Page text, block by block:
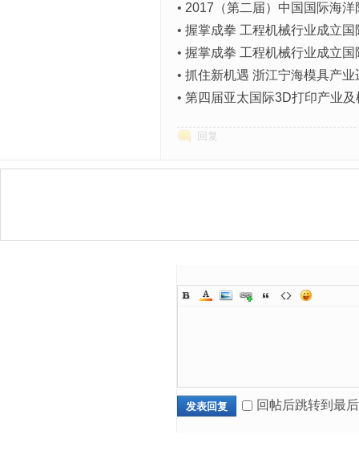
• 2017（第二届）中国国际海
• 握掌成拳 工程机械行业成立
• 握掌成拳 工程机械行业成立
• 抓住新机遇 浙江宁海模具产
• 第四届亚太国际3D打印产业
回复
发表回复 回帖后跳转到最